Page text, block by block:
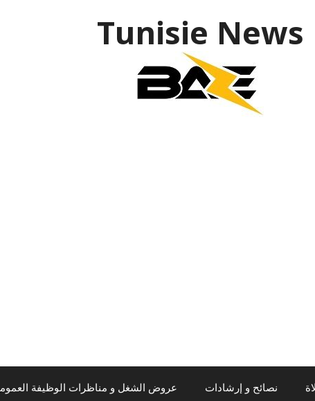
Tunisie News
عروض الشغل و مناظرات الوظيفة نصائح و إرشادات